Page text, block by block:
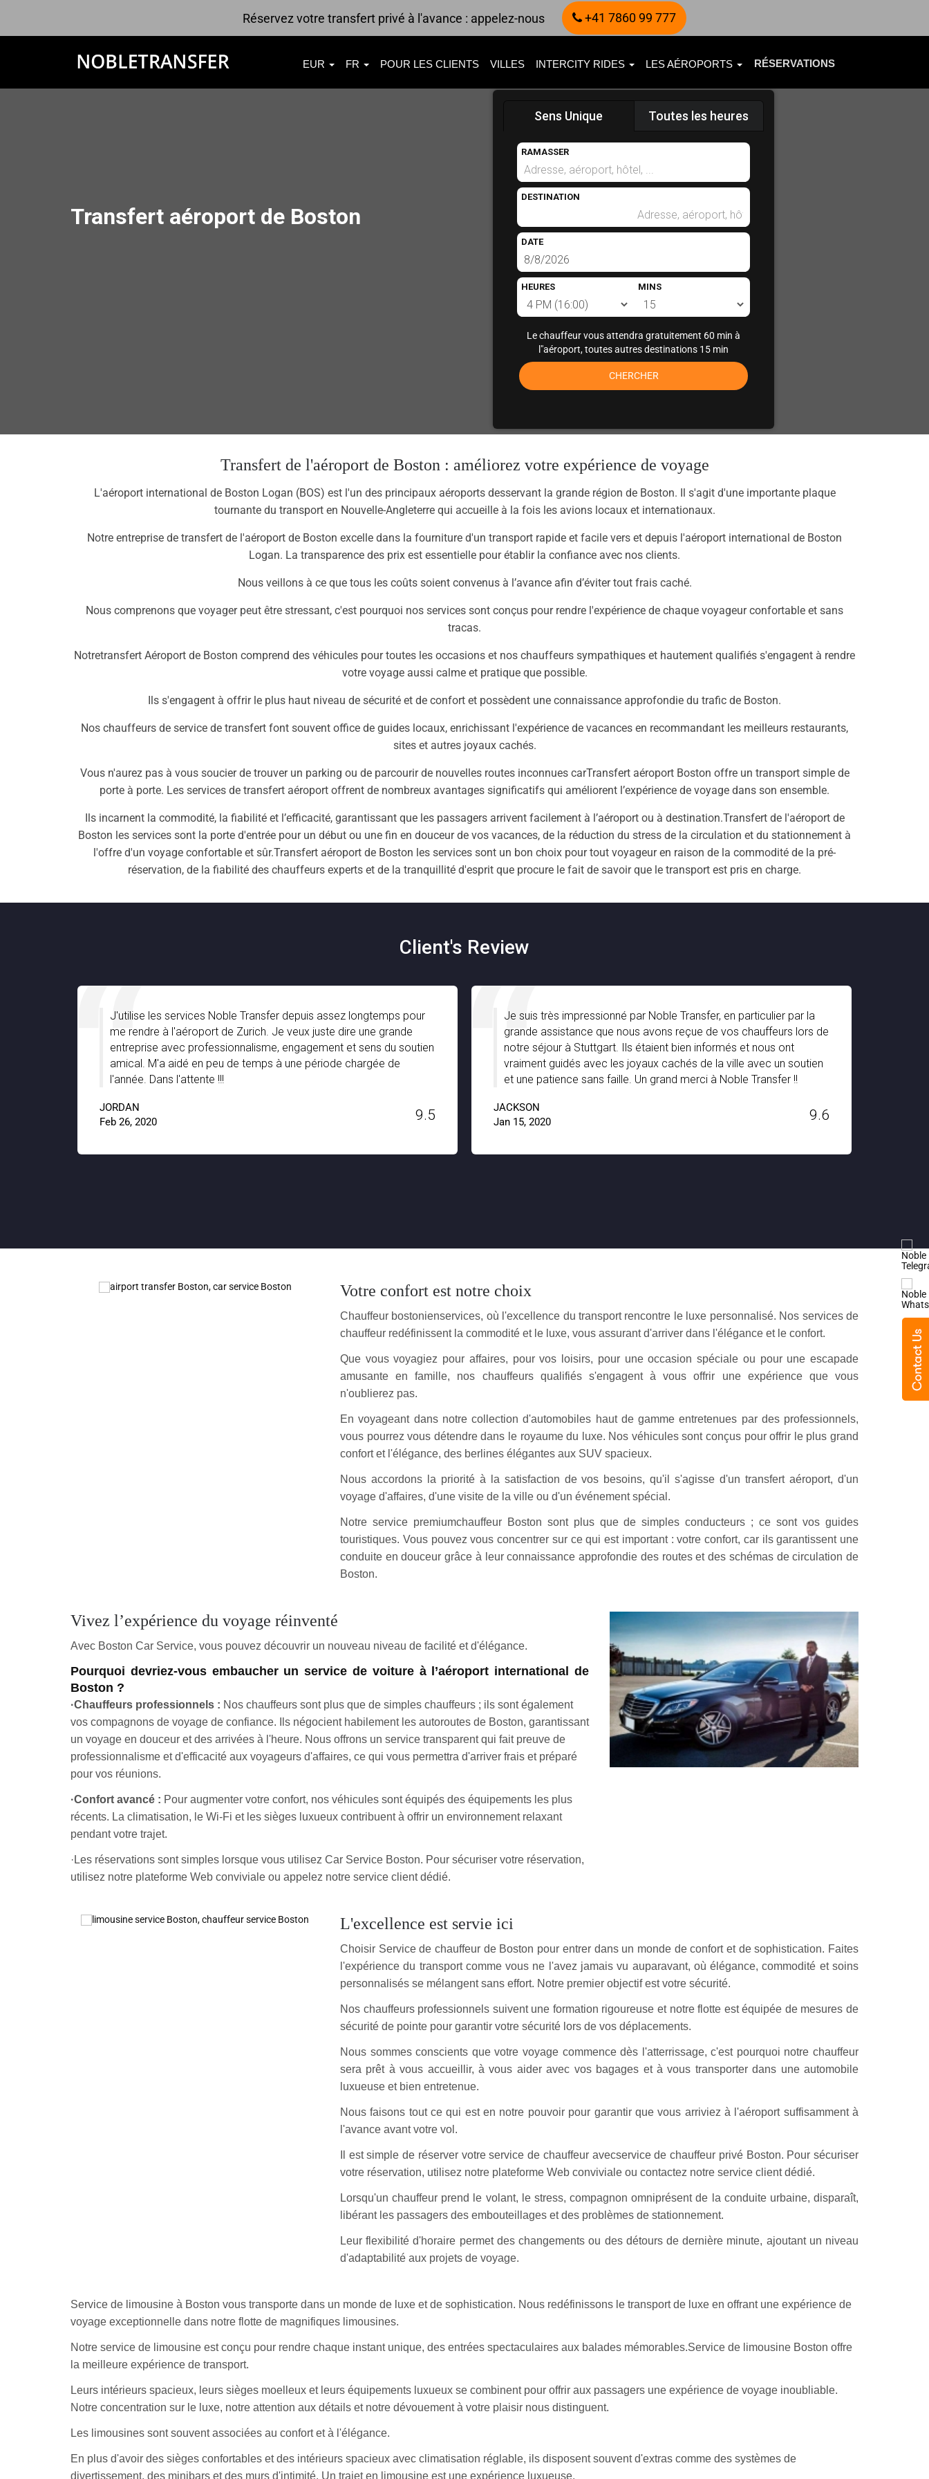
Réservez votre transfert privé à l'avance : appelez-nous +41 7860 99 777
EUR FR POUR LES CLIENTS VILLES INTERCITY RIDES LES AÉROPORTS RÉSERVATIONS
Transfert aéroport de Boston
Sens Unique Toutes les heures
RAMASSER
DESTINATION
DATE
HEURES MINS
Le chauffeur vous attendra gratuitement 60 min à
l"aéroport, toutes autres destinations 15 min
CHERCHER
Transfert de l'aéroport de Boston : améliorez votre expérience de voyage
L'aéroport international de Boston Logan (BOS) est l'un des principaux aéroports desservant la grande région de Boston. Il s'agit d'une importante plaque
tournante du transport en Nouvelle-Angleterre qui accueille à la fois les avions locaux et internationaux.
Notre entreprise de transfert de l'aéroport de Boston excelle dans la fourniture d'un transport rapide et facile vers et depuis l'aéroport international de Boston
Logan. La transparence des prix est essentielle pour établir la confiance avec nos clients.
Nous veillons à ce que tous les coûts soient convenus à l’avance afin d’éviter tout frais caché.
Nous comprenons que voyager peut être stressant, c'est pourquoi nos services sont conçus pour rendre l'expérience de chaque voyageur confortable et sans
tracas.
Notretransfert Aéroport de Boston comprend des véhicules pour toutes les occasions et nos chauffeurs sympathiques et hautement qualifiés s'engagent à rendre
votre voyage aussi calme et pratique que possible.
Ils s'engagent à offrir le plus haut niveau de sécurité et de confort et possèdent une connaissance approfondie du trafic de Boston.
Nos chauffeurs de service de transfert font souvent office de guides locaux, enrichissant l'expérience de vacances en recommandant les meilleurs restaurants,
sites et autres joyaux cachés.
Vous n'aurez pas à vous soucier de trouver un parking ou de parcourir de nouvelles routes inconnues carTransfert aéroport Boston offre un transport simple de
porte à porte. Les services de transfert aéroport offrent de nombreux avantages significatifs qui améliorent l’expérience de voyage dans son ensemble.
Ils incarnent la commodité, la fiabilité et l’efficacité, garantissant que les passagers arrivent facilement à l’aéroport ou à destination.Transfert de l'aéroport de
Boston les services sont la porte d'entrée pour un début ou une fin en douceur de vos vacances, de la réduction du stress de la circulation et du stationnement à
l'offre d'un voyage confortable et sûr.Transfert aéroport de Boston les services sont un bon choix pour tout voyageur en raison de la commodité de la pré-
réservation, de la fiabilité des chauffeurs experts et de la tranquillité d'esprit que procure le fait de savoir que le transport est pris en charge.
Client's Review
J'utilise les services Noble Transfer depuis assez longtemps pour
me rendre à l'aéroport de Zurich. Je veux juste dire une grande
entreprise avec professionnalisme, engagement et sens du soutien
amical. M'a aidé en peu de temps à une période chargée de
l'année. Dans l'attente !!!
JORDAN
Feb 26, 2020
9.5
Je suis très impressionné par Noble Transfer, en particulier par la
grande assistance que nous avons reçue de vos chauffeurs lors de
notre séjour à Stuttgart. Ils étaient bien informés et nous ont
vraiment guidés avec les joyaux cachés de la ville avec un soutien
et une patience sans faille. Un grand merci à Noble Transfer !!
JACKSON
Jan 15, 2020
9.6
Votre confort est notre choix
Chauffeur bostonienservices, où l'excellence du transport rencontre le luxe personnalisé. Nos services de
chauffeur redéfinissent la commodité et le luxe, vous assurant d'arriver dans l'élégance et le confort.
Que vous voyagiez pour affaires, pour vos loisirs, pour une occasion spéciale ou pour une escapade
amusante en famille, nos chauffeurs qualifiés s'engagent à vous offrir une expérience que vous
n'oublierez pas.
En voyageant dans notre collection d'automobiles haut de gamme entretenues par des professionnels,
vous pourrez vous détendre dans le royaume du luxe. Nos véhicules sont conçus pour offrir le plus grand
confort et l'élégance, des berlines élégantes aux SUV spacieux.
Nous accordons la priorité à la satisfaction de vos besoins, qu'il s'agisse d'un transfert aéroport, d'un
voyage d'affaires, d'une visite de la ville ou d'un événement spécial.
Notre service premiumchauffeur Boston sont plus que de simples conducteurs ; ce sont vos guides
touristiques. Vous pouvez vous concentrer sur ce qui est important : votre confort, car ils garantissent une
conduite en douceur grâce à leur connaissance approfondie des routes et des schémas de circulation de
Boston.
Vivez l’expérience du voyage réinventé
Avec Boston Car Service, vous pouvez découvrir un nouveau niveau de facilité et d'élégance.
Pourquoi devriez-vous embaucher un service de voiture à l’aéroport international de
Boston ?
·Chauffeurs professionnels : Nos chauffeurs sont plus que de simples chauffeurs ; ils sont également
vos compagnons de voyage de confiance. Ils négocient habilement les autoroutes de Boston, garantissant
un voyage en douceur et des arrivées à l'heure. Nous offrons un service transparent qui fait preuve de
professionnalisme et d'efficacité aux voyageurs d'affaires, ce qui vous permettra d'arriver frais et préparé
pour vos réunions.
·Confort avancé : Pour augmenter votre confort, nos véhicules sont équipés des équipements les plus
récents. La climatisation, le Wi-Fi et les sièges luxueux contribuent à offrir un environnement relaxant
pendant votre trajet.
·Les réservations sont simples lorsque vous utilisez Car Service Boston. Pour sécuriser votre réservation,
utilisez notre plateforme Web conviviale ou appelez notre service client dédié.
L'excellence est servie ici
Choisir Service de chauffeur de Boston pour entrer dans un monde de confort et de sophistication. Faites
l'expérience du transport comme vous ne l'avez jamais vu auparavant, où élégance, commodité et soins
personnalisés se mélangent sans effort. Notre premier objectif est votre sécurité.
Nos chauffeurs professionnels suivent une formation rigoureuse et notre flotte est équipée de mesures de
sécurité de pointe pour garantir votre sécurité lors de vos déplacements.
Nous sommes conscients que votre voyage commence dès l'atterrissage, c'est pourquoi notre chauffeur
sera prêt à vous accueillir, à vous aider avec vos bagages et à vous transporter dans une automobile
luxueuse et bien entretenue.
Nous faisons tout ce qui est en notre pouvoir pour garantir que vous arriviez à l'aéroport suffisamment à
l'avance avant votre vol.
Il est simple de réserver votre service de chauffeur avecservice de chauffeur privé Boston. Pour sécuriser
votre réservation, utilisez notre plateforme Web conviviale ou contactez notre service client dédié.
Lorsqu'un chauffeur prend le volant, le stress, compagnon omniprésent de la conduite urbaine, disparaît,
libérant les passagers des embouteillages et des problèmes de stationnement.
Leur flexibilité d'horaire permet des changements ou des détours de dernière minute, ajoutant un niveau
d'adaptabilité aux projets de voyage.
Service de limousine à Boston vous transporte dans un monde de luxe et de sophistication. Nous redéfinissons le transport de luxe en offrant une expérience de
voyage exceptionnelle dans notre flotte de magnifiques limousines.
Notre service de limousine est conçu pour rendre chaque instant unique, des entrées spectaculaires aux balades mémorables.Service de limousine Boston offre
la meilleure expérience de transport.
Leurs intérieurs spacieux, leurs sièges moelleux et leurs équipements luxueux se combinent pour offrir aux passagers une expérience de voyage inoubliable.
Notre concentration sur le luxe, notre attention aux détails et notre dévouement à votre plaisir nous distinguent.
Les limousines sont souvent associées au confort et à l'élégance.
En plus d'avoir des sièges confortables et des intérieurs spacieux avec climatisation réglable, ils disposent souvent d'extras comme des systèmes de
divertissement, des minibars et des murs d'intimité. Un trajet en limousine est une expérience luxueuse.